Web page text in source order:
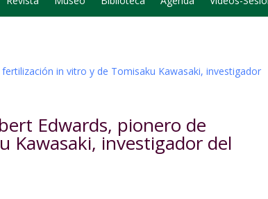
Edwards, pionero de
Kawasaki, investigador del